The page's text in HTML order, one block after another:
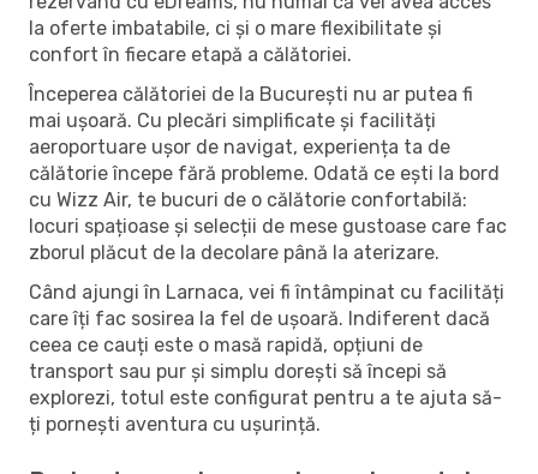
la oferte imbatabile, ci și o mare flexibilitate și
confort în fiecare etapă a călătoriei.
Începerea călătoriei de la București nu ar putea fi
mai ușoară. Cu plecări simplificate și facilități
aeroportuare ușor de navigat, experiența ta de
călătorie începe fără probleme. Odată ce ești la bord
cu Wizz Air, te bucuri de o călătorie confortabilă:
locuri spațioase și selecții de mese gustoase care fac
zborul plăcut de la decolare până la aterizare.
Când ajungi în Larnaca, vei fi întâmpinat cu facilități
care îți fac sosirea la fel de ușoară. Indiferent dacă
ceea ce cauți este o masă rapidă, opțiuni de
transport sau pur și simplu dorești să începi să
explorezi, totul este configurat pentru a te ajuta să-
ți pornești aventura cu ușurință.